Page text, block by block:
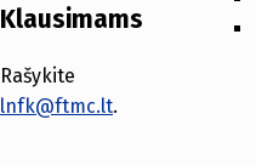
Klausimams
Rašykite
lnfk@ftmc.lt.